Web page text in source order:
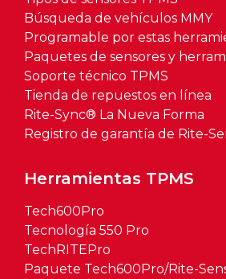
Búsqueda de vehículos MMY
Programable por estas
Paquetes de sensores y
Soporte técnico TPMS
Tienda de repuestos en línea
Rite-Sync® La Nueva Forma
Registro de garantía de Rite-
Herramientas TPMS
Tech600Pro
Tecnología 550 Pro
TechRITEPro
Paquete Tech600Pro/Rite-